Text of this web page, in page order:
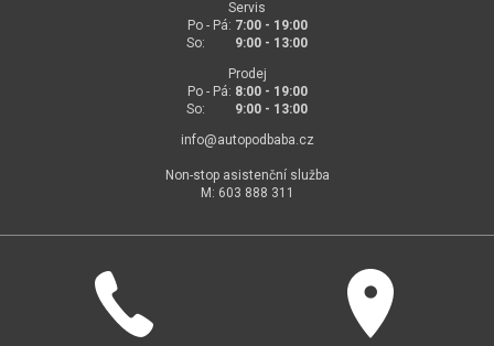
Servis
Po - Pá: 7:00 - 19:00
So: 9:00 - 13:00
Prodej
Po - Pá: 8:00 - 19:00
So: 9:00 - 13:00
info@autopodbaba.cz
Non-stop asistenční služba
M: 603 888 311